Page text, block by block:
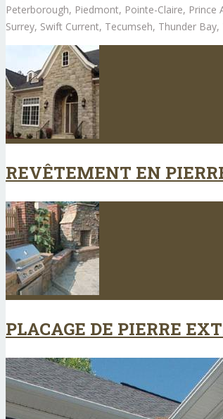
Peterborough, Piedmont, Pointe-Claire, Prince
Surrey, Swift Current, Tecumseh, Thunder
REVÊTEMENT EN
PLACAGE DE PIERRE